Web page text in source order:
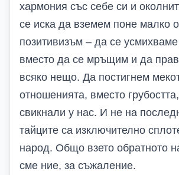
хармония със себе си и
се иска да вземем поне малко
позитивизъм – да се
вместо да се мръщим и да
всяко нещо. Да постигнем
отношенията, вместо
свикнали у нас. И не на
тайците са изключително
народ. Общо взето обратното
сме ние, за съжаление.